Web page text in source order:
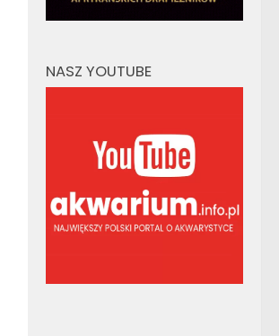
NASZ YOUTUBE